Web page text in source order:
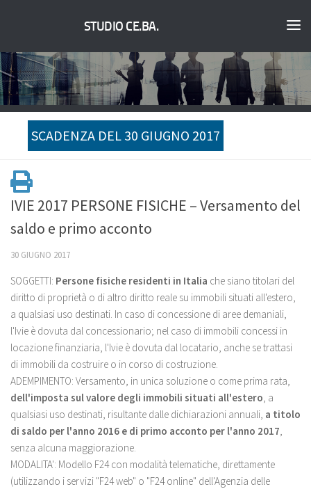
STUDIO CE.BA.
SCADENZA DEL 30 GIUGNO 2017
IVIE 2017 PERSONE FISICHE – Versamento del
saldo e primo acconto
30 GIUGNO 2017
SOGGETTI: Persone fisiche residenti in Italia che siano titolari del
diritto di proprietà o di altro diritto reale su immobili situati all'estero,
a qualsiasi uso destinati. In caso di concessione di aree demaniali,
l'Ivie è dovuta dal concessionario; nel caso di immobili concessi in
locazione finanziaria, l'Ivie è dovuta dal locatario, anche se trattasi
di immobili da costruire o in corso di costruzione.
ADEMPIMENTO: Versamento, in unica soluzione o come prima rata,
dell'imposta sul valore degli immobili situati all'estero, a
qualsiasi uso destinati, risultante dalle dichiarazioni annuali, a titolo
di saldo per l'anno 2016 e di primo acconto per l'anno 2017,
senza alcuna maggiorazione.
MODALITA': Modello F24 con modalità telematiche, direttamente
(utilizzando i servizi "F24 web" o "F24 online" dell'Agenzia delle